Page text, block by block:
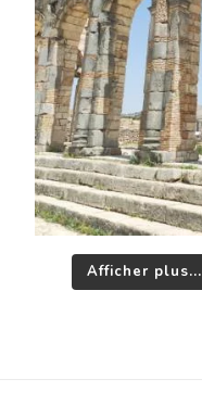
Afficher plus...